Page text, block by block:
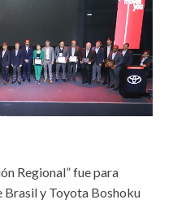
Regional” fue para
y Toyota Boshoku